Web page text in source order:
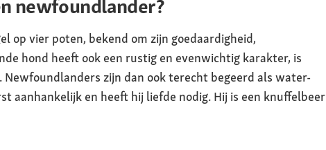
newfoundlander?
op vier poten, bekend om zijn goedaardigheid,
hond heeft ook een rustig en evenwichtig karakter, is
zijn dan ook terecht begeerd als water-
aanhankelijk en heeft hij liefde nodig. Hij is een knuffelbeer